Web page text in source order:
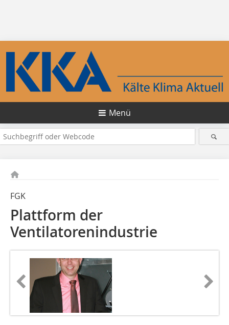
Menü
FGK
Plattform der
Ventilatorenindustrie